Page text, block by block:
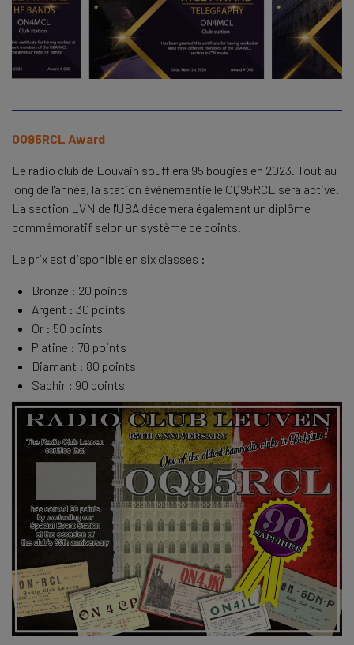
OQ95RCL Award
Le radio club de Louvain soufflera 95 bougies en 2023. Tout au
long de l'année, la station événementielle OQ95RCL sera active.
La section LVN de l'UBA décernera également un diplôme
commémoratif selon un système de points.
Le prix est disponible en six classes :
Bronze : 20 points
Argent : 30 points
Or : 50 points
Platine : 70 points
Diamant : 80 points
Saphir : 90 points